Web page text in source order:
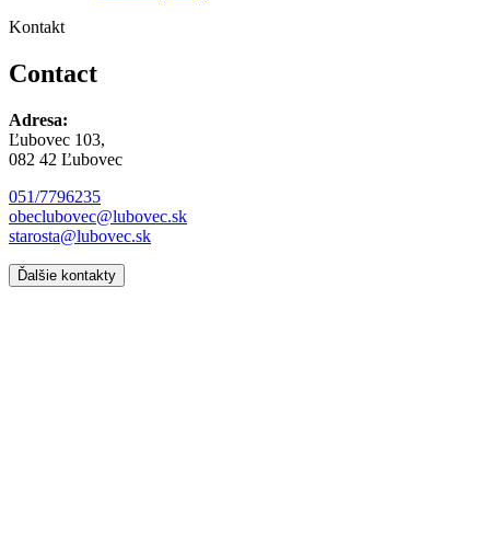
Kontakt
Contact
Adresa:
Ľubovec 103,
082 42 Ľubovec
051/7796235
obeclubovec@lubovec.sk
starosta@lubovec.sk
Ďalšie kontakty